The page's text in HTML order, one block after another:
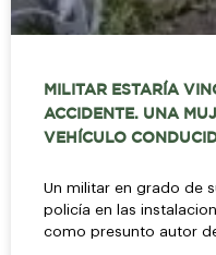
MILITAR ESTARÍA
ACCIDENTE. UNA
VEHÍCULO
Un militar en grado de
policía en las
como presunto autor